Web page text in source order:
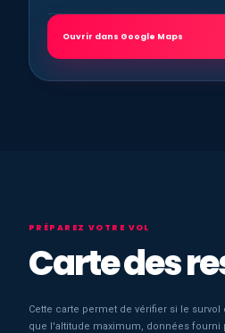
Ouvrir dans Google Maps
PRÉPAREZ VOTRE VOL
Carte des
Cette carte permet de vérifier si le
que l'altitude maximum, données fourni